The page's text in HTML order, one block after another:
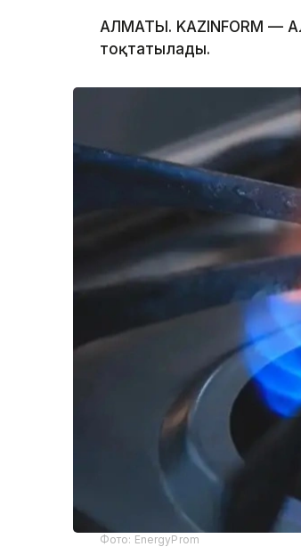
АЛМАТЫ. KAZINFORM —
тоқтатылады.
Фото: EnergyProm